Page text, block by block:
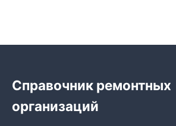
Справочник ремонтных
организаций